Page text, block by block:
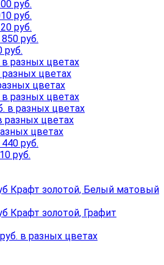
руб.
руб.
руб.
руб.
руб.
разных цветах
разных цветах
цветах
разных цветах
в разных цветах
разных цветах
цветах
руб.
руб.
Крафт золотой, Белый матовый
Крафт золотой, Графит
в разных цветах